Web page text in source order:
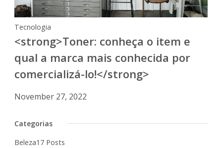
Tecnologia
<strong>Toner: conheça o item e
qual a marca mais conhecida por
comercializá-lo!</strong>
November 27, 2022
Categorias
Beleza17 Posts